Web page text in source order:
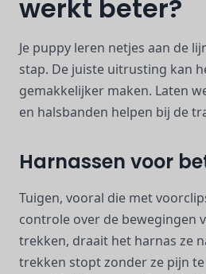
werkt beter?
Je puppy leren netjes aan de
stap. De juiste uitrusting kan
gemakkelijker maken. Laten
en halsbanden helpen bij de
Harnassen voor
Tuigen, vooral die met
controle over de bewegingen
trekken, draait het harnas ze
trekken stopt zonder ze pijn